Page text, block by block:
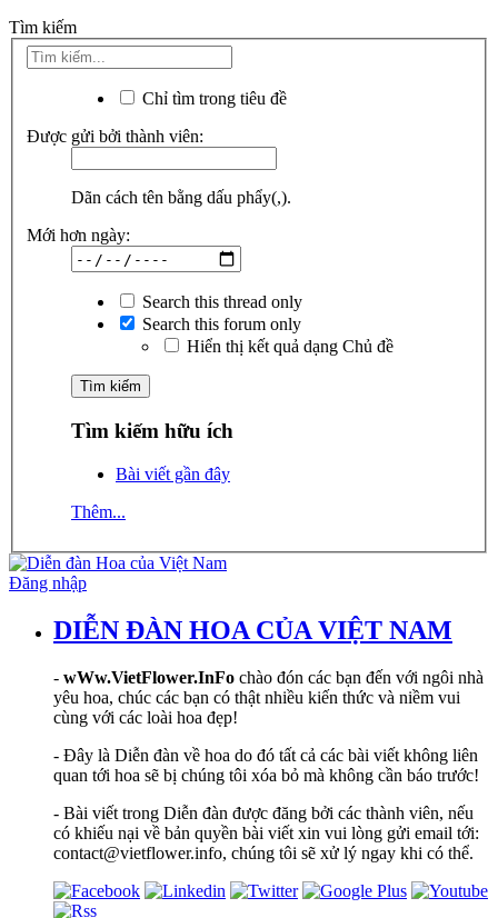
Tìm kiếm
Chỉ tìm trong tiêu đề
Được gửi bởi thành viên:
Dãn cách tên bằng dấu phẩy(,).
Mới hơn ngày:
Search this thread only
Search this forum only
Hiển thị kết quả dạng Chủ đề
Tìm kiếm hữu ích
Bài viết gần đây
Thêm...
Đăng nhập
DIỄN ĐÀN HOA CỦA VIỆT NAM
- wWw.VietFlower.InFo chào đón các bạn đến với ngôi nhà
yêu hoa, chúc các bạn có thật nhiều kiến thức và niềm vui
cùng với các loài hoa đẹp!
- Đây là Diễn đàn về hoa do đó tất cả các bài viết không liên
quan tới hoa sẽ bị chúng tôi xóa bỏ mà không cần báo trước!
- Bài viết trong Diễn đàn được đăng bởi các thành viên, nếu
có khiếu nại về bản quyền bài viết xin vui lòng gửi email tới:
contact@vietflower.info, chúng tôi sẽ xử lý ngay khi có thể.